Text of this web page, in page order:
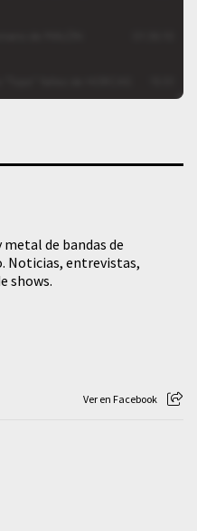
de bandas de
Noticias, entrevistas,
shows.
Ver en Facebook